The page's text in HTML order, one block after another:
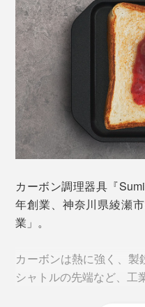
ミ トースター」なら、
かすから、もっちり感も
冷凍の食パンだって、で
弱めの中火で3、4分、
う、少し押し付けるよ
くための道具」として
す。
肉も野菜も、ジューシー
プレートは高熱になる
さい。
カーボン調理器具『
年創業、神奈川県綾瀬
業」。
カーボンは熱に強く、製
シャトルの先端など、工